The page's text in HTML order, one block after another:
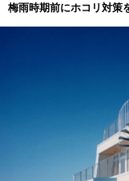
梅雨時期前にホコリ対策